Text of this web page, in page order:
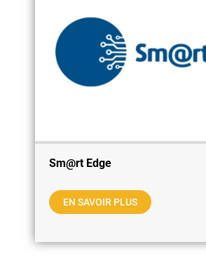
Sm@rt Edge
EN SAVOIR PLUS